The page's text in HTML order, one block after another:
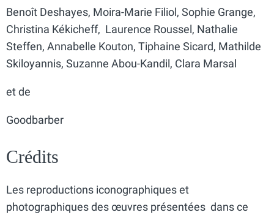
Benoît Deshayes, Moira-Marie Filiol, Sophie Grange,
Christina Kékicheff, Laurence Roussel, Nathalie
Steffen, Annabelle Kouton, Tiphaine Sicard, Mathilde
Skiloyannis, Suzanne Abou-Kandil, Clara Marsal
et de
Goodbarber
Crédits
Les reproductions iconographiques et
photographiques des œuvres présentées dans ce